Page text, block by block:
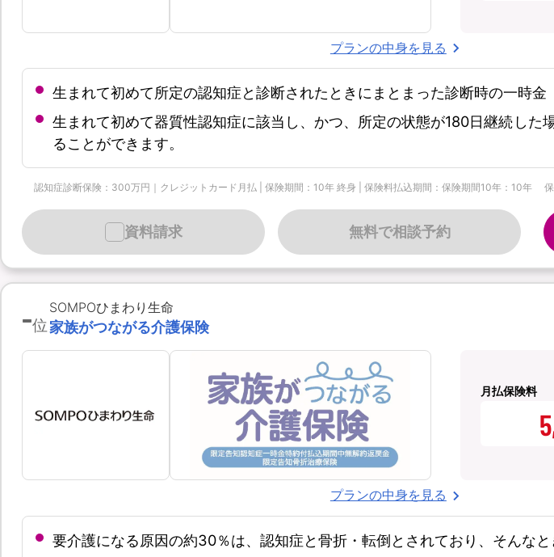
プランの中身を見る
生まれて初めて所定の認知症と診断されたときにまとまった診断時の一時金
生まれて初めて器質性認知症に該当し、かつ、所定の状態が180日継続し
ることができます。
認知症診断保険：300万円｜クレジットカード月払 | 保険期間：10年 終身 | 保険料払込期間：保険期間10年：10年
無料で相談予約
資料請求
-位
SOMPOひまわり生命
家族がつながる介護保険
月払保険料
プランの中身を見る
要介護になる原因の約30％は、認知症と骨折・転倒とされており、そんなと